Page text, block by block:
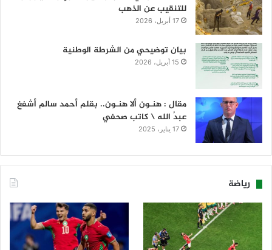
للتنقيب عن الذهب
17 أبريل، 2026
بيان توضيحي من الشرطة الوطنية
15 أبريل، 2026
مقال : هنـون ألا هنـون.. بقلم أحمد سالم أشفغ
عبدُ الله \ كاتب صحفي
17 يناير، 2025
رياضة